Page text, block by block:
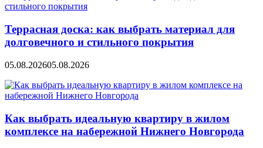
Террасная доска: как выбрать материал для
долговечного и стильного покрытия
05.08.202605.08.2026
Как выбрать идеальную квартиру в жилом
комплексе на набережной Нижнего Новгорода